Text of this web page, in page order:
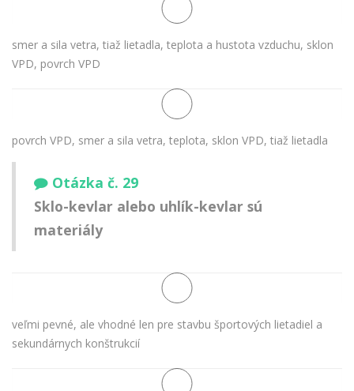
smer a sila vetra, tiaž lietadla, teplota a hustota vzduchu, sklon
VPD, povrch VPD
povrch VPD, smer a sila vetra, teplota, sklon VPD, tiaž lietadla
Otázka č. 29
Sklo-kevlar alebo uhlík-kevlar sú
materiály
veľmi pevné, ale vhodné len pre stavbu športových lietadiel a
sekundárnych konštrukcií